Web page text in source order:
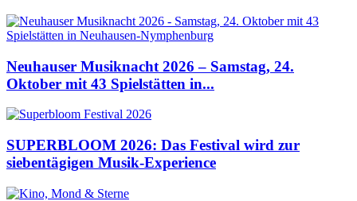
Neuhauser Musiknacht 2026 – Samstag, 24.
Oktober mit 43 Spielstätten in...
SUPERBLOOM 2026: Das Festival wird zur
siebentägigen Musik-Experience